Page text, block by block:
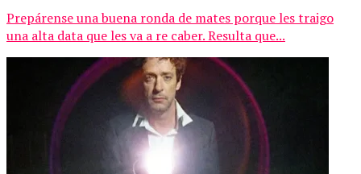
Prepárense una buena ronda de mates porque les traigo
una alta data que les va a re caber. Resulta que...